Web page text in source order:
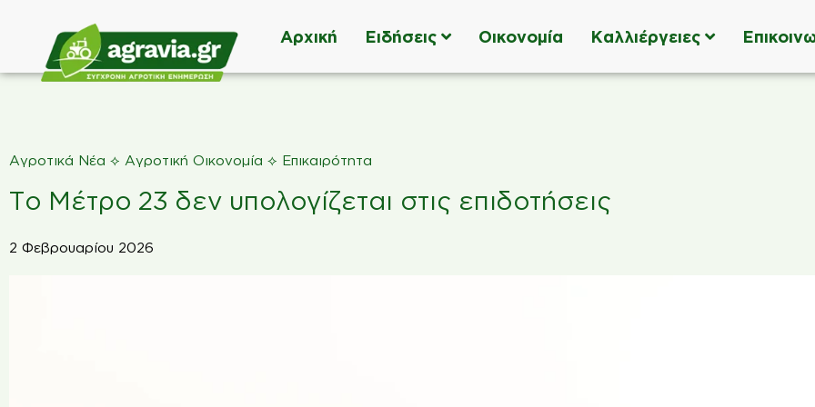
Αρχική Ειδήσεις Οικονομία Καλλιέργειες
Αγροτικά Νέα ⟡ Αγροτική Οικονομία ⟡ Επικαιρότητα
Το Μέτρο 23 δεν υπολογίζεται στις επιδοτήσεις
2 Φεβρουαρίου 2026